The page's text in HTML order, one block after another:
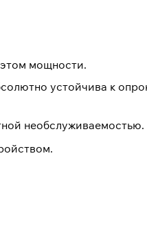
мощности.
устойчива к
необслуживаемостью.